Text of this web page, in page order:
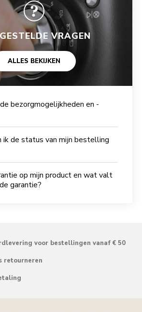
VRAGEN
ALLES BEKIJKEN
bezorgmogelijkheden en -
ik de status van mijn bestelling
op mijn product en wat valt
garantie?
voor bestellingen vanaf € 50
retourneren